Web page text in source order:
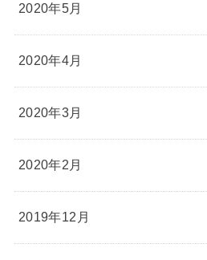
2020年5月
2020年4月
2020年3月
2020年2月
2019年12月